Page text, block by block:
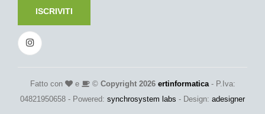
ISCRIVITI
Fatto con e © Copyright 2026 ertinformatica- P.Iva:
04821950658 - Powered: synchrosystem labs - Design: adesigner